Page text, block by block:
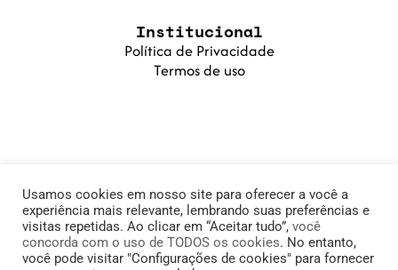
Institucional
Política de Privacidade
Termos de uso
© 2025 Cursinho da Poli. Fundação PoliSaber |
Usamos cookies em nosso site para oferecer a você a
experiência mais relevante, lembrando suas preferências e
visitas repetidas. Ao clicar em “Aceitar tudo”, você
concorda com o uso de TODOS os cookies. No entanto,
você pode visitar "Configurações de cookies" para fornecer